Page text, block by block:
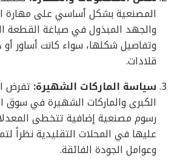
المصنعية بشكل أساسي على مهارة
والجهد المبذول في صياغة القطعة
وتفاصيل شكلها، سواء كانت أساور أو
قلادات.
سياسة الماركات الشهيرة:تفرض
الكبرى والماركات الشهيرة في سوق
رسوم مصنعية إضافية تتخطى
عليها في المحلات التقليدية نظراً
وعوامل الجودة الفائقة.